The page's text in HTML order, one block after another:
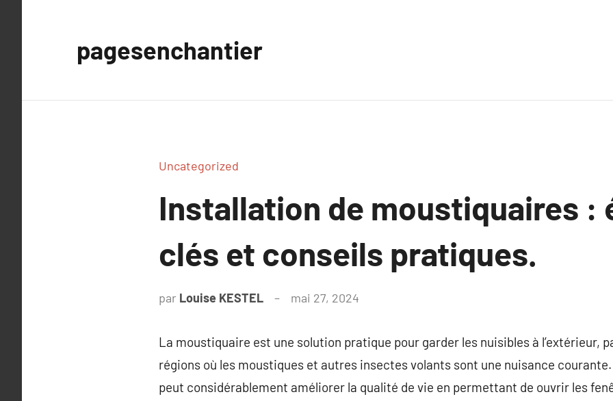
pagesenchantier
Uncategorized
Installation de moustiquaires :
clés et conseils pratiques.
par Louise KESTEL mai 27, 2024
La moustiquaire est une solution pratique pour garder les nuisibles à l’extérieur,
régions où les moustiques et autres insectes volants sont une nuisance
peut considérablement améliorer la qualité de vie en permettant de ouvrir les